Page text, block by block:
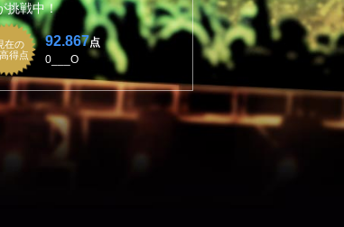
挑戦中！
在の
得点
92.867点
0___O